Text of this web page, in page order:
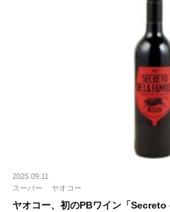
2025.09.11
スーパー
ヤオコー
ヤオコー、初のPBワイン「